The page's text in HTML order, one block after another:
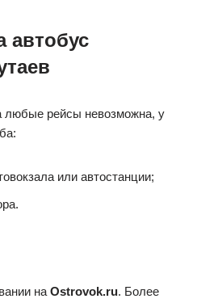
автобус
любые рейсы невозможна, у
или автостанции;
на Ostrovok.ru. Более